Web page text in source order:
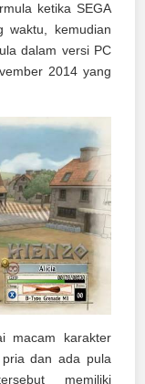
ketika SEGA
waktu, kemudian
dalam versi PC
2014 yang
macam karakter
dan ada pula
memiliki